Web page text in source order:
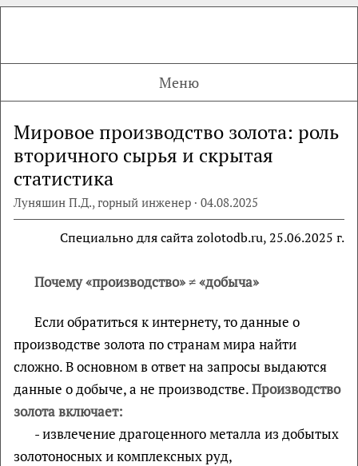
Меню
Мировое производство золота: роль
вторичного сырья и скрытая
статистика
Луняшин П.Д., горный инженер · 04.08.2025
Специально для cайта zolotodb.ru, 25.06.2025 г.
Почему «производство» ≠ «добыча»
Если обратиться к интернету, то данные о
производстве золота по странам мира найти
сложно. В основном в ответ на запросы выдаются
данные о добыче, а не производстве.Производство
золота включает:
- извлечение драгоценного металла из добытых
золотоносных и комплексных руд,